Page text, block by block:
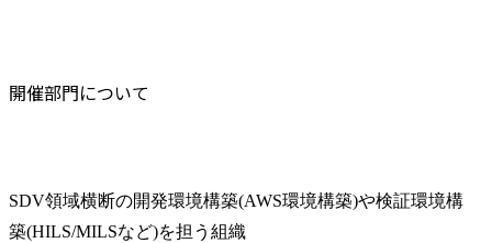
開催部門について
SDV領域横断の開発環境構築(AWS環境構築)や検証環境構
築(HILS/MILSなど)を担う組織